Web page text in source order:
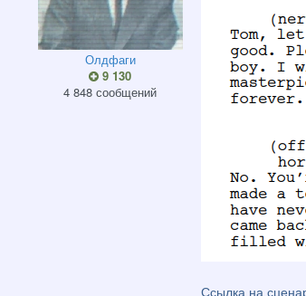
Олдфаги
9 130
4 848 сообщений
Ссылка на